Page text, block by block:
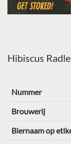
Hibiscus
Nummer
Brouwerij
Biernaam op